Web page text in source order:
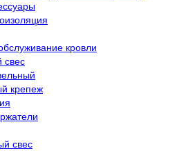
кровли
свес
крепеж
свес